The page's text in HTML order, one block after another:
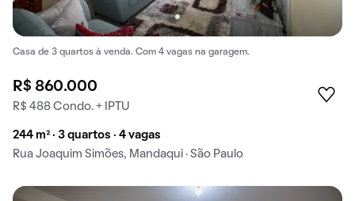
Casa de 3 quartos à venda. Com 4 vagas na garagem.
R$ 860.000
R$ 488 Condo. + IPTU
244 m² · 3 quartos · 4 vagas
Rua Joaquim Simões, Mandaqui · São Paulo